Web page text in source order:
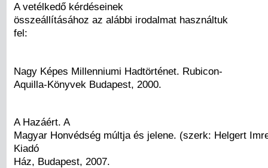
A vetélkedő kérdéseinek
összeállításához az alábbi irodalmat használtuk
fel:
Nagy Képes Millenniumi Hadtörténet. Rubicon-
Aquilla-Könyvek Budapest, 2000.
A Hazáért. A
Magyar Honvédség múltja és jelene. (szerk: Helgert
Kiadó
Ház, Budapest, 2007.